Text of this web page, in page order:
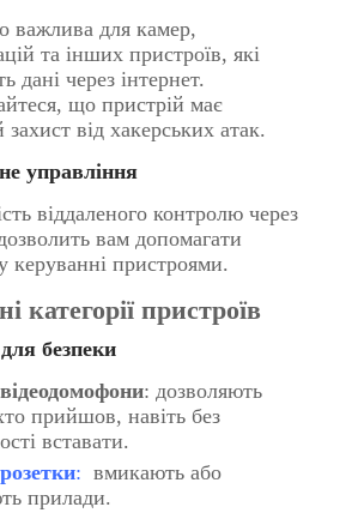
важлива для камер,
та інших пристроїв, які
дані через інтернет.
що пристрій має
захист від хакерських атак.
управління
віддаленого контролю через
вам допомагати
керуванні пристроями.
категорії пристроїв
безпеки
: дозволяють
прийшов, навіть без
вставати.
: вмикають або
прилади.